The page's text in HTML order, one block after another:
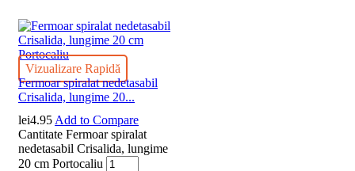
Vizualizare Rapidă
Fermoar spiralat nedetasabil
Crisalida, lungime 20...
lei4.95 Add to Compare
Cantitate Fermoar spiralat
nedetasabil Crisalida, lungime
20 cm Portocaliu